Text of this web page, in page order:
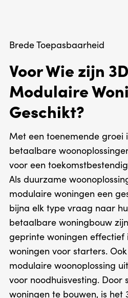
Brede Toepasbaarheid
Voor Wie zijn
Modulaire
Geschikt?
Met een toenemende
betaalbare
voor een
Als duurzame
modulaire woningen een
bijna elk type vraag naar
betaalbare woningbouw
geprinte woningen effectief
woningen voor starters.
modulaire woonoplossing
voor noodhuisvesting. Door
woningen te bouwen, is het